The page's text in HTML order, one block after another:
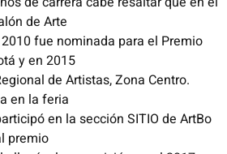
de Arte
fue nominada para el Premio
y en 2015
de Artistas, Zona Centro.
en la feria
en la sección SITIO de ArtBo
premio